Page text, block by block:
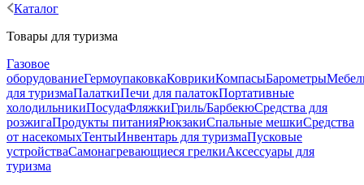
Каталог
Товары для туризма
Газовое
оборудованиеГермоупаковкаКоврикиКомпасыБарометры
для туризмаПалаткиПечи для палатокПортативные
холодильникиПосудаФляжкиГриль/БарбекюСредства для
розжигаПродукты питанияРюкзакиСпальные мешкиСредства
от насекомыхТентыИнвентарь для туризмаПусковые
устройстваСамонагревающиеся грелкиАксессуары для
туризма